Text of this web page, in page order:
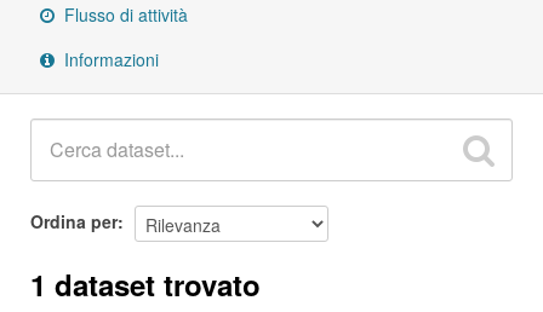
Flusso di attività
Informazioni
Ordina per
1 dataset trovato